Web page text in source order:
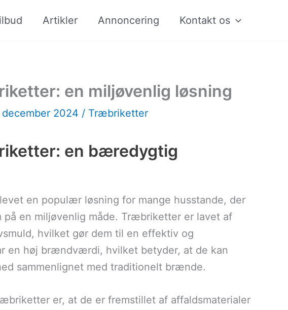
Artikler Annoncering Kontakt os
en miljøvenlig løsning
december 2024 / Træbriketter
en bæredygtig
en populær løsning for mange husstande, der
på en miljøvenlig måde. Træbriketter er lavet af
hvilket gør dem til en effektiv og
en høj brændværdi, hvilket betyder, at de kan
sammenlignet med traditionelt brænde.
er, at de er fremstillet af affaldsmaterialer